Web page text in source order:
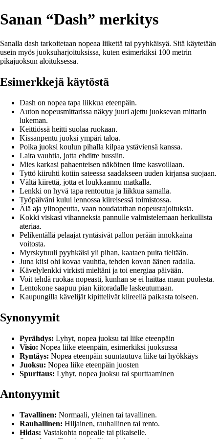
Sanan “Dash” merkitys
Sanalla dash tarkoitetaan nopeaa liikettä tai pyyhkäisyä. Sitä käytetään
usein myös juoksuharjoituksissa, kuten esimerkiksi 100 metrin
pikajuoksun aloituksessa.
Esimerkkejä käytöstä
Dash on nopea tapa liikkua eteenpäin.
Auton nopeusmittarissa näkyy juuri ajettu juoksevan mittarin
lukeman.
Keittiössä heitti suolaa ruokaan.
Kissanpentu juoksi ympäri taloa.
Poika juoksi koulun pihalla kilpaa ystäviensä kanssa.
Laita vauhtia, jotta ehditte bussiin.
Mies karkasi pahaenteisen näköinen ilme kasvoillaan.
Tyttö kiiruhti kotiin sateessa saadakseen uuden kirjansa suojaan.
Vältä kiirettä, jotta et loukkaannu matkalla.
Lenkki on hyvä tapa rentoutua ja liikkua samalla.
Työpäiväni kului lennossa kiireisessä toimistossa.
Älä aja ylinopeutta, vaan noudatathan nopeusrajoituksia.
Kokki viskasi vihanneksia pannulle valmistelemaan herkullista
ateriaa.
Pelikentällä pelaajat ryntäsivät pallon perään innokkaina
voitosta.
Myrskytuuli pyyhkäisi yli pihan, kaataen puita tieltään.
Juna kiisi ohi kovaa vauhtia, tehden kovan äänen radalla.
Kävelylenkki virkisti mieltäni ja toi energiaa päivään.
Voit tehdä ruokaa nopeasti, kunhan se ei haittaa maun puolesta.
Lentokone saapuu pian kiitoradalle laskeutumaan.
Kaupungilla kävelijät kipittelivät kiireellä paikasta toiseen.
Synonyymit
Pyrähdys: Lyhyt, nopea juoksu tai liike eteenpäin
Visio: Nopea liike eteenpäin, esimerkiksi juoksussa
Ryntäys: Nopea eteenpäin suuntautuva liike tai hyökkäys
Juoksu: Nopea liike eteenpäin juosten
Spurttaus: Lyhyt, nopea juoksu tai spurttaaminen
Antonyymit
Tavallinen: Normaali, yleinen tai tavallinen.
Rauhallinen: Hiljainen, rauhallinen tai rento.
Hidas: Vastakohta nopealle tai pikaiselle.